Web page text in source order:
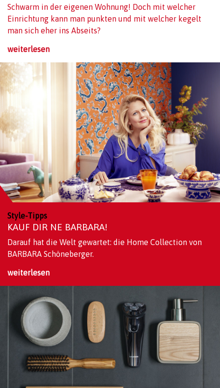
Schwarm in der eigenen Wohnung! Doch mit welcher
Einrichtung kann man punkten und mit welcher kegelt
man sich eher ins Abseits?
weiterlesen
Style-Tipps
KAUF DIR NE BARBARA!
Darauf hat die Welt gewartet: die Home Collection von
BARBARA Schöneberger.
weiterlesen